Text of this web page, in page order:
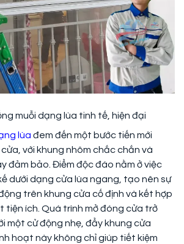
muỗi dạng lùa tinh tế, hiện đại
lùa đem đến một bước tiến mới
với khung nhôm chắc chắn và
đảm bảo. Điểm độc đáo nằm ở việc
dưới dạng cửa lùa ngang, tạo nên sự
trên khung cửa cố định và kết hợp
tiện ích. Quá trình mở đóng cửa trở
một cử động nhẹ, đẩy khung cửa
hoạt này không chỉ giúp tiết kiệm